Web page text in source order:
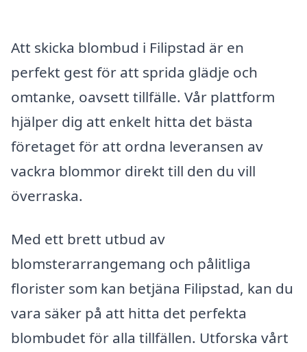
Att skicka blombud i Filipstad är en
perfekt gest för att sprida glädje och
omtanke, oavsett tillfälle. Vår plattform
hjälper dig att enkelt hitta det bästa
företaget för att ordna leveransen av
vackra blommor direkt till den du vill
överraska.
Med ett brett utbud av
blomsterarrangemang och pålitliga
florister som kan betjäna Filipstad, kan du
vara säker på att hitta det perfekta
blombudet för alla tillfällen. Utforska vårt